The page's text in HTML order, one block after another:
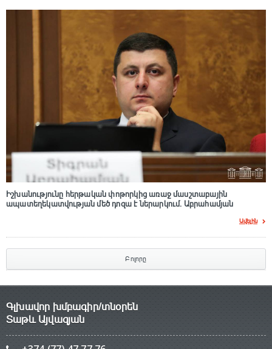
Իշխանությունը հերթական փոթորկից առաջ մասշտաբային
ապատեղեկատվության մեծ դnզա է ներարկում․ Աբրահամյան
Ավելին
Բոլորը
Գլխավոր խմբագիր/տնօրեն
Տաթև Այվազյան